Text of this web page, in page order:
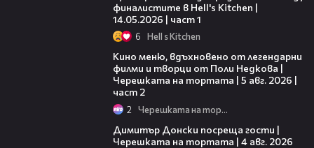
финалистите в Hell's Kitchen |
14.05.2026 | част 1
6 Hell s Kitchen
Кино меню, вдъхновено от легендарни
филми и творци от Поли Недкова |
Черешката на тортата | 5 авг. 2026 |
част 2
2 Черешката на тортата
Димитър Донски посреща гости |
Черешката на тортата | 4 авг. 2026